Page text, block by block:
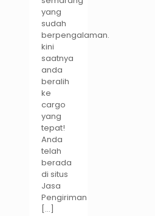
yang
sudah
berpengalaman.
kini
saatnya
anda
beralih
ke
cargo
yang
tepat!
Anda
telah
berada
di situs
Jasa
Pengiriman
[…]